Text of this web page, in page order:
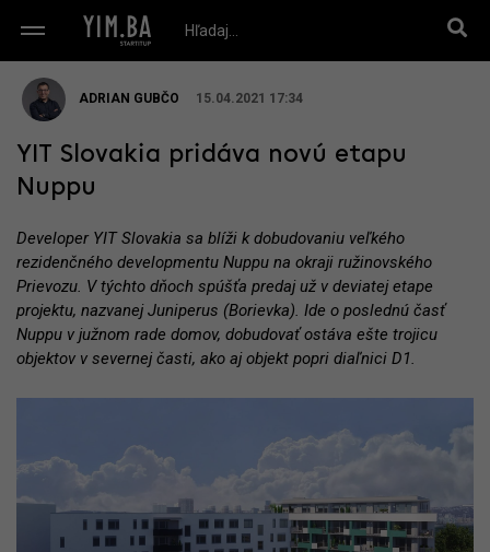
ADRIAN GUBČO 15.04.2021 17:34
YIT Slovakia pridáva novú etapu
Nuppu
Developer YIT Slovakia sa blíži k dobudovaniu veľkého
rezidenčného developmentu Nuppu na okraji ružinovského
Prievozu. V týchto dňoch spúšťa predaj už v deviatej etape
projektu, nazvanej Juniperus (Borievka). Ide o poslednú časť
Nuppu v južnom rade domov, dobudovať ostáva ešte trojicu
objektov v severnej časti, ako aj objekt popri diaľnici D1.